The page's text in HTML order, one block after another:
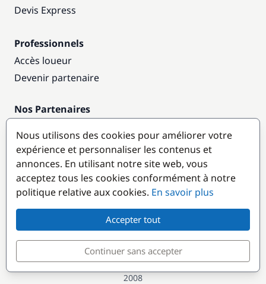
Devis Express
Professionnels
Accès loueur
Devenir partenaire
Nos Partenaires
Destinations populaires
© GlobeSailor
Croisières & Location de bateaux depuis
2008
Nous utilisons des cookies pour améliorer votre
expérience et personnaliser les contenus et
annonces. En utilisant notre site web, vous
acceptez tous les cookies conformément à notre
politique relative aux cookies. En savoir plus
Accepter tout
Continuer sans accepter